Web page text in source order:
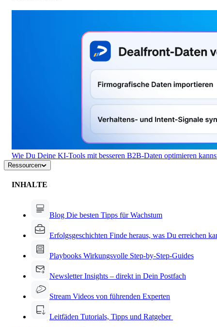
Wie Du Deine KI-Tools mit besseren B2B-Daten optimieren
Ressourcen
INHALTE
Blog Die besten Tipps für Wachstum
Erfolgsgeschichten Finde heraus, was Du erreichen
Playbooks Wirkungsvolle Step-by-Step-Guides
NewsletterInsights – direkt in Dein Postfach
Stream Videos von führenden Experten
Leitfäden Tutorials, Tipps und Ratgeber